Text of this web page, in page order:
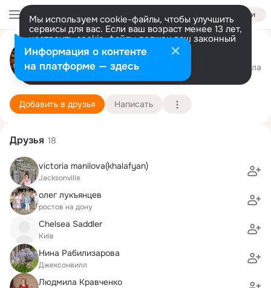
Войти
Мы используем cookie-файлы, чтобы улучшить
сервисы для вас. Если ваш возраст менее 13 лет,
настроить cookie-файлы должен ваш законный
представитель. Больше информации
Разрешить все Настроить
Татьяна Иванова
Jacksonville 27 января (104 года)
9 школа
Подробнее
Добавить в друзья Написать
Друзья 18
victoria manilova(khalafyan)
Jacksonville
олег лукъянцев
ростов на дону
Chelsea Saddler
Київ
Нина Рабилизарова
Джексонвилл
Людмила Кравченко
Информация о контенте
на платформе — здесь